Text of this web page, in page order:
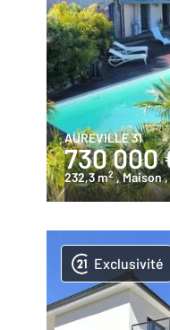
AUREVILLE 31
730 000
232,3 m2 , Maison
Exclusivité